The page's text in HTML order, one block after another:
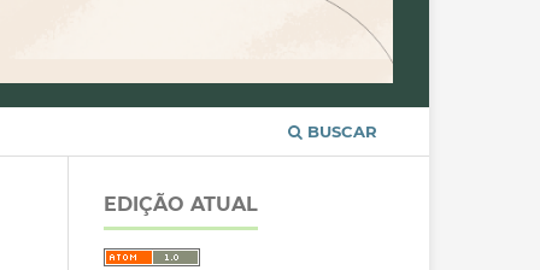
BUSCAR
EDIÇÃO ATUAL